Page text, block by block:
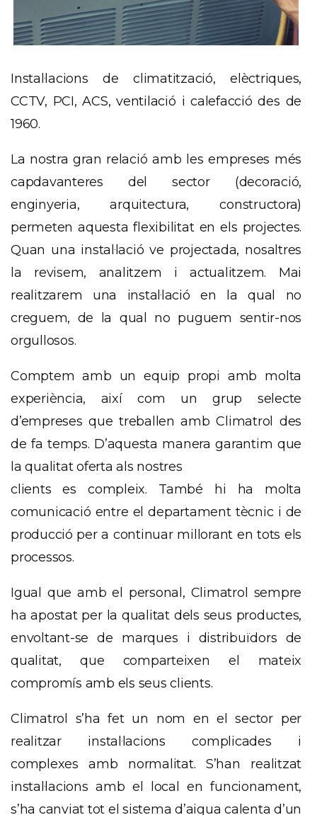
Instal·lacions de climatització, elèctriques,
CCTV, PCI,ACS, ventilació i calefacció des de
1960.
La nostra gran relació amb les empreses més
capdavanteres del sector (decoració,
enginyeria, arquitectura, constructora)
permeten aquesta flexibilitat en els projectes.
Quan una instal·lació ve projectada, nosaltres
la revisem, analitzem i actualitzem. Mai
realitzarem una instal·lació en la qual no
creguem, de la qual no puguem sentir-nos
orgullosos.
Comptem amb un equip propi amb molta
experiència, així com un grup selecte
d’empreses que treballen ambClimatrol des
de fa temps. D’aquesta manera garantim que
la qualitat oferta als nostres
clients es compleix. També hi ha molta
comunicació entre el departament tècnic i de
producció per a continuar millorant en tots els
processos.
Igual que amb el personal, Climatrol sempre
ha apostat per la qualitat dels seus productes,
envoltant-se de marques i distribuïdors de
qualitat, que comparteixen el mateix
compromís amb els seus clients.
Climatrol s’ha fet un nom en el sector per
realitzarinstal·lacions complicades i
complexes amb normalitat. S’han realitzat
instal·lacions amb el local en funcionament,
s’ha canviat tot el sistema d’aigua calenta d’un